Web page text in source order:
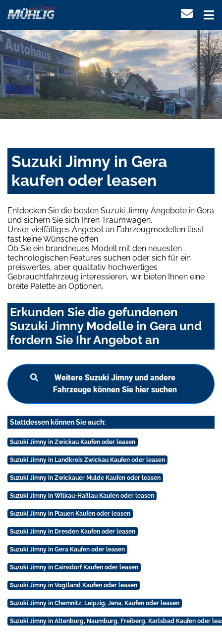
Suzuki Jimny in Gera
kaufen oder leasen
Entdecken Sie die besten Suzuki Jimny Angebote in Gera
und sichern Sie sich Ihren Traumwagen.
Unser vielfältiges Angebot an Fahrzeugmodellen lässt
fast keine Wünsche offen.
Ob Sie ein brandneues Modell mit den neuesten
technologischen Features suchen oder sich für ein
preiswertes, aber qualitativ hochwertiges
Gebrauchtfahrzeug interessieren, wir bieten Ihnen eine
breite Palette an Optionen.
Erkunden Sie die gefundenen
Suzuki Jimny Modelle in Gera und
fordern Sie Ihr Angebot an
Weitere Suzuki Jimny und andere
Fahrzeuge können Sie hier suchen
Stattdessen können Sie auch:
Suzuki Jimny in Zwickau Kaufen oder leasen
Suzuki Jimny in Landkreis Zwickau Kaufen oder leasen
Suzuki Jimny in Zwickauer Mulde Kaufen oder leasen
Suzuki Jimny in Wilkau-Haßlau Kaufen oder leasen
Suzuki Jimny in Plauen Kaufen oder leasen
Suzuki Jimny in Dresden Kaufen oder leasen
Suzuki Jimny in Gera Kaufen oder leasen
Suzuki Jimny in Cainsdorf Kaufen oder leasen
Suzuki Jimny in Vogtland Kaufen oder leasen
Suzuki Jimny in Chemnitz, Leipzig, Jena, Kaufen oder leasen
Suzuki Jimny in Altenburg, Naumburg, Freiberg, Karlsbad Kaufen oder